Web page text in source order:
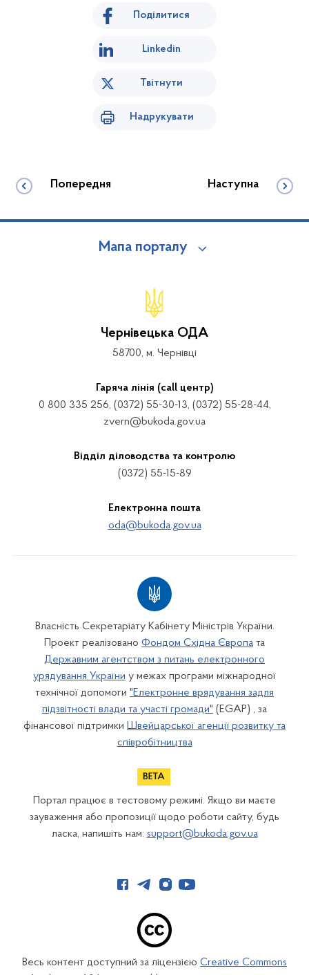
Поділитися
Linkedin
Твітнути
Надрукувати
Попередня Наступна
Мапа порталу
Чернівецька ОДА
58700, м. Чернівці
Гаряча лінія (call центр)
0 800 335 256, (0372) 55-30-13, (0372) 55-28-44,
zvern@bukoda.gov.ua
Відділ діловодства та контролю
(0372) 55-15-89
Електронна пошта
oda@bukoda.gov.ua
Власність Секретаріату Кабінету Міністрів України.
Проект реалізовано Фондом Східна Європа та
Державним агентством з питань електронного
урядування України у межах програми міжнародної
технічної допомоги "Електронне врядування задля
підзвітності влади та участі громади" (EGAP) , за
фінансової підтримки Швейцарської агенції розвитку та
співробітництва
Портал працює в тестовому режимі. Якщо ви маєте
зауваження або пропозиції щодо роботи сайту, будь
ласка, напишіть нам: support@bukoda.gov.ua
Весь контент доступний за ліцензією Creative Commons